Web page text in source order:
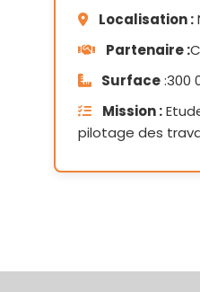
Localisation :
Partenaire :
Surface:300
Mission :
pilotage des